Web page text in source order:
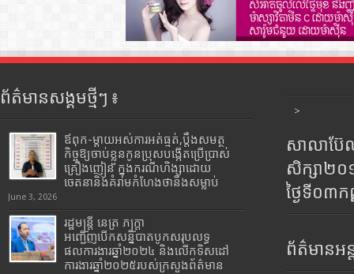
ព័ត៌មានសង្គមថ្មីៗ ៖
ឪពុក-ម្ដាយអស់ការអត់ធ្មត់,ប្ដឹងសមត្ថ
កិច្ចឱ្យចាប់ខ្លួនកូនប្រុសបង្កើតប្រើប្រាស់
គ្រឿងញៀន ក្នុងករណីហិង្សាដោយ
ចេតនានិងគំរាមកំហែងថានឹងសម្លាប់
June 3, 2026
រដ្ឋមន្រ្តី​ នេត្រ​ ភក្ត្រា​
អញ្ជើញបើកសន្និបាតបូកសរុបលទ្ធ
ផលការងារឆ្នាំ២០២៤ និងលើកទិសដៅ
ការងារឆ្នាំ២០២៥របស់​ក្រសួង​ព័ត៌មាន​
>
សាលាប៊ែ
សិក្សា២
ថ្ងៃទី០៣
ព័ត៌មានអន្